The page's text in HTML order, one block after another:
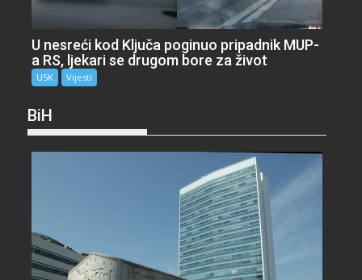
U nesreći kod Ključa poginuo pripadnik MUP-
a RS, ljekari se drugom bore za život
USK Vijesti
BiH